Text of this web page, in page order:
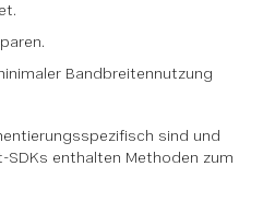
Bandbreitennutzung
sind und
enthalten Methoden zum